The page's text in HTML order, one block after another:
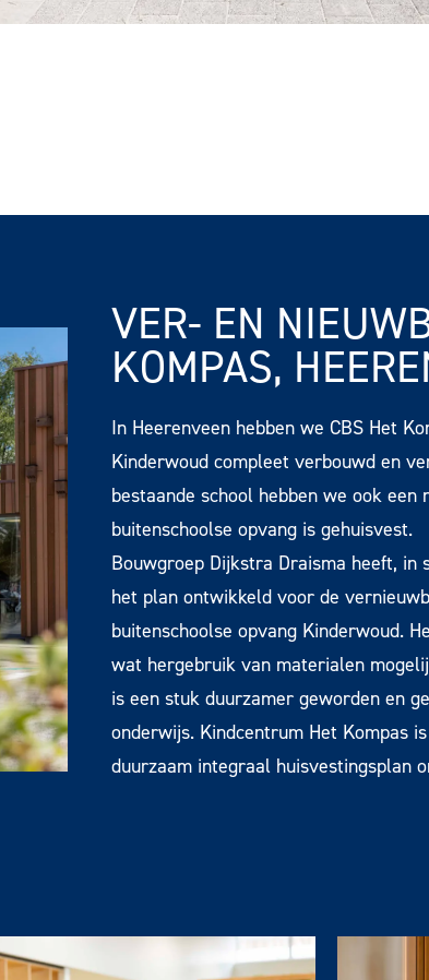
VER- EN
KOMPAS,
In Heerenveen hebben we CBS Het
Kinderwoud compleet verbouwd en
bestaande school hebben we ook
buitenschoolse opvang is gehuisvest.
Bouwgroep Dijkstra Draisma heeft, in
het plan ontwikkeld voor de
buitenschoolse opvang Kinderwoud.
wat hergebruik van materialen
is een stuk duurzamer geworden en
onderwijs. Kindcentrum Het Kompas
duurzaam integraal huisvestingsplan